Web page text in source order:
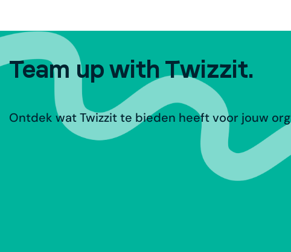
Team up with Twizzit.
Ontdek wat Twizzit te bieden heeft voor jouw